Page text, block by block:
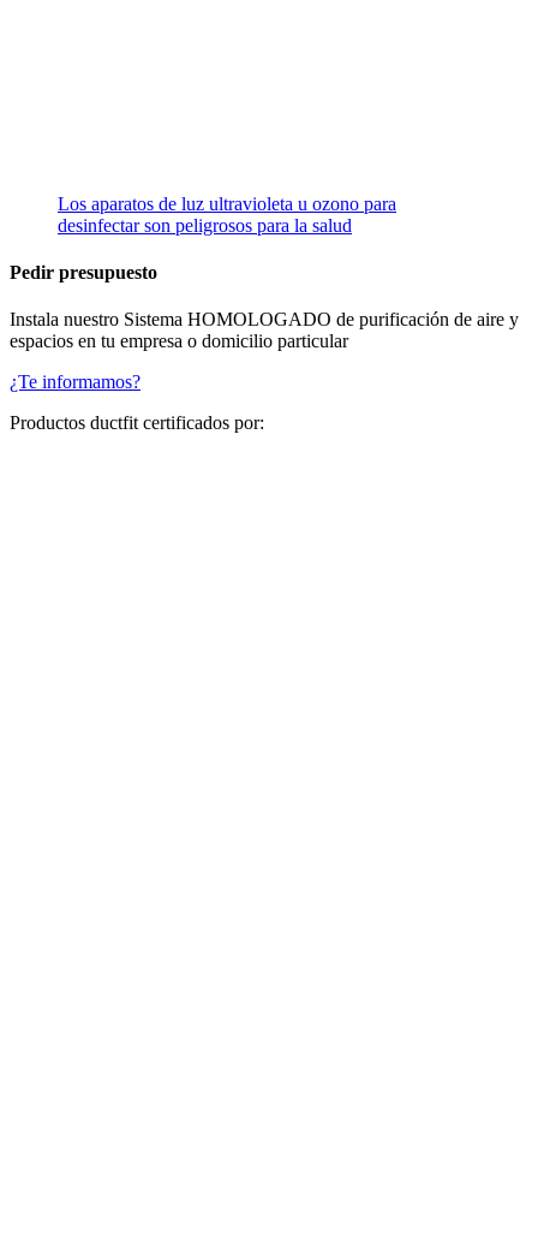
Los aparatos de luz ultravioleta u ozono para
desinfectar son peligrosos para la salud
Pedir presupuesto
Instala nuestro Sistema HOMOLOGADO de purificación de aire y
espacios en tu empresa o domicilio particular
¿Te informamos?
Productos ductfit certificados por: